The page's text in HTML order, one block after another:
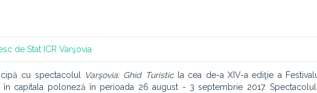
de Stat ICR Varşovia
cu spectacolul Varşovia: Ghid Turisticla cea de-a XIV-a ediţie a
în capitala poloneză în perioada 26 august - 3 septembrie 2017.